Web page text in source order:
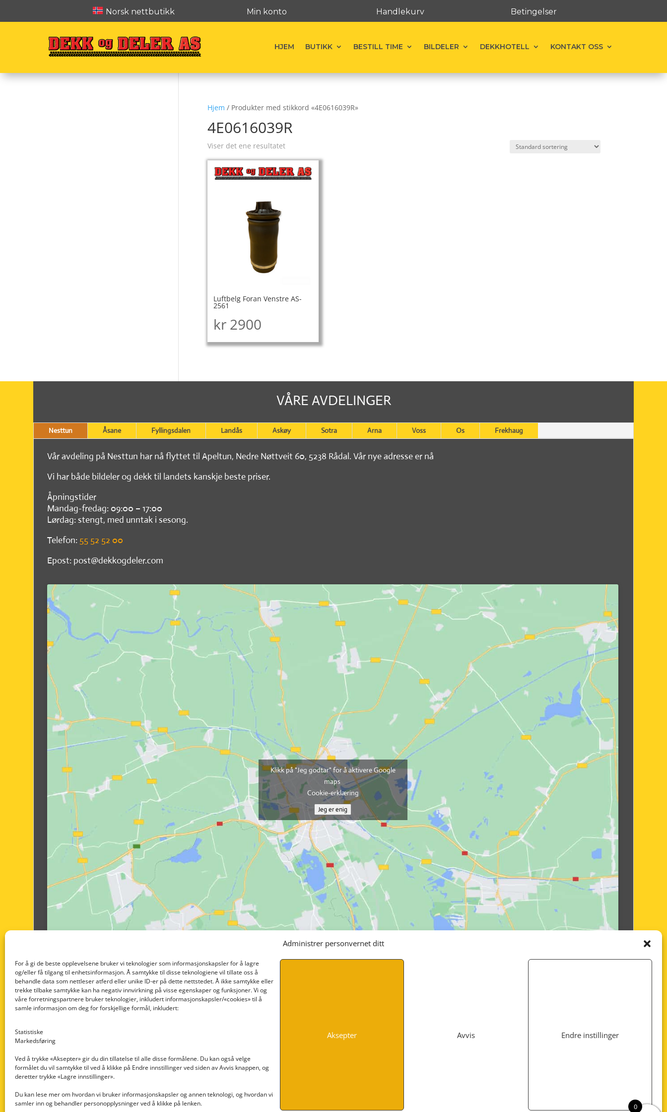
Administrer personvernet ditt
For å gi de beste opplevelsene bruker vi teknologier som informasjonskapsler for å lagre
og/eller få tilgang til enhetsinformasjon. Å samtykke til disse teknologiene vil tillate oss å
behandle data som nettleser atferd eller unike ID-er på dette nettstedet. Å ikke samtykke eller
trekke tilbake samtykke kan ha negativ innvirkning på visse egenskaper og funksjoner. Vi og
våre forretningspartnere bruker teknologier, inkludert informasjonskapsler/«cookies» til å
samle informasjon om deg for forskjellige formål, inkludert:
Statistiske
Markedsføring
Ved å trykke «Aksepter» gir du din tillatelse til alle disse formålene. Du kan også velge
formålet du vil samtykke til ved å klikke på Endre innstillinger ved siden av Avvis knappen, og
deretter trykke «Lagre innstillinger».
Du kan lese mer om hvordan vi bruker informasjonskapsler og annen teknologi, og hvordan vi
samler inn og behandler personopplysninger ved å klikke på lenken.
Aksepter Avvis Endre instillinger
Norsk nettbutikk Min konto Handlekurv Betingelser
HJEM BUTIKK BESTILL TIME BILDELER DEKKHOTELL KONTAKT OSS
Hjem / Produkter med stikkord «4E0616039R»
4E0616039R
Viser det ene resultatet
Luftbelg Foran Venstre AS-
2561
kr2900
VÅRE AVDELINGER
Nesttun Åsane Fyllingsdalen Landås Askøy Sotra Arna Voss Os Frekhaug
Vår avdeling på Nesttun har nå flyttet til Apeltun, Nedre Nøttveit 60, 5238 Rådal. Vår nye adresse er nå
Vi har både bildeler og dekk til landets kanskje beste priser.
Åpningstider
Mandag-fredag: 09:00 – 17:00
Lørdag: stengt, med unntak i sesong.
Telefon: 55 52 52 00
Epost: post@dekkogdeler.com
Klikk på "Jeg godtar" for å aktivere Google
maps
Cookie-erklæring
Jeg er enig
Nedre Nøttveit 60, 5238 Rådal
Email: post@dekkogdeler.com
Org. nr: 996430022
INFORMASJON
0